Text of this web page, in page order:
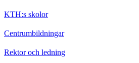
KTH:s skolor
Centrumbildningar
Rektor och ledning